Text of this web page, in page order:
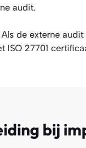
audit.
Als de externe
ISO 27701
bij